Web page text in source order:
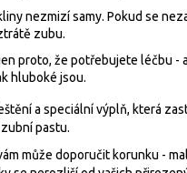
nezmizí samy. Pokud se
zubu.
proto, že potřebujete léčbu
hluboké jsou.
a speciální výplň, která
pastu.
může doporučit korunku -